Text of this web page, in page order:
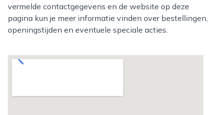
vermelde contactgegevens en de website op deze
pagina kun je meer informatie vinden over bestellingen,
openingstijden en eventuele speciale acties.